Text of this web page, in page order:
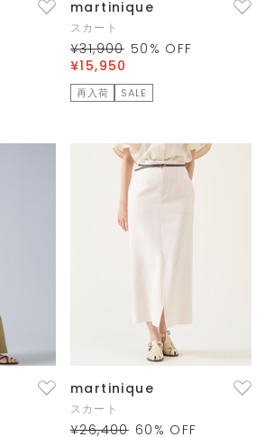
martinique
スカート
¥31,900 50 % OFF
¥15,950
再入荷 SALE
martinique
スカート
¥26,400 60 % OFF